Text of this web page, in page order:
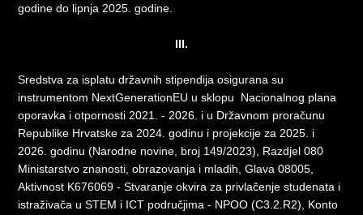
godine do lipnja 2025. godine.
III.
Sredstva za isplatu državnih stipendija osigurana su
instrumentom NextGenerationEU u sklopu Nacionalnog plana
oporavka i otpornosti 2021. - 2026. i u Državnom proračunu
Republike Hrvatske za 2024. godinu i projekcije za 2025. i
2026. godinu (Narodne novine, broj 149/2023), Razdjel 080
Ministarstvo znanosti, obrazovanja i mladih, Glava 08005,
Aktivnost K676069 - Stvaranje okvira za privlačenje studenata i
istraživača u STEM i ICT područjima - NPOO (C3.2.R2), Konto